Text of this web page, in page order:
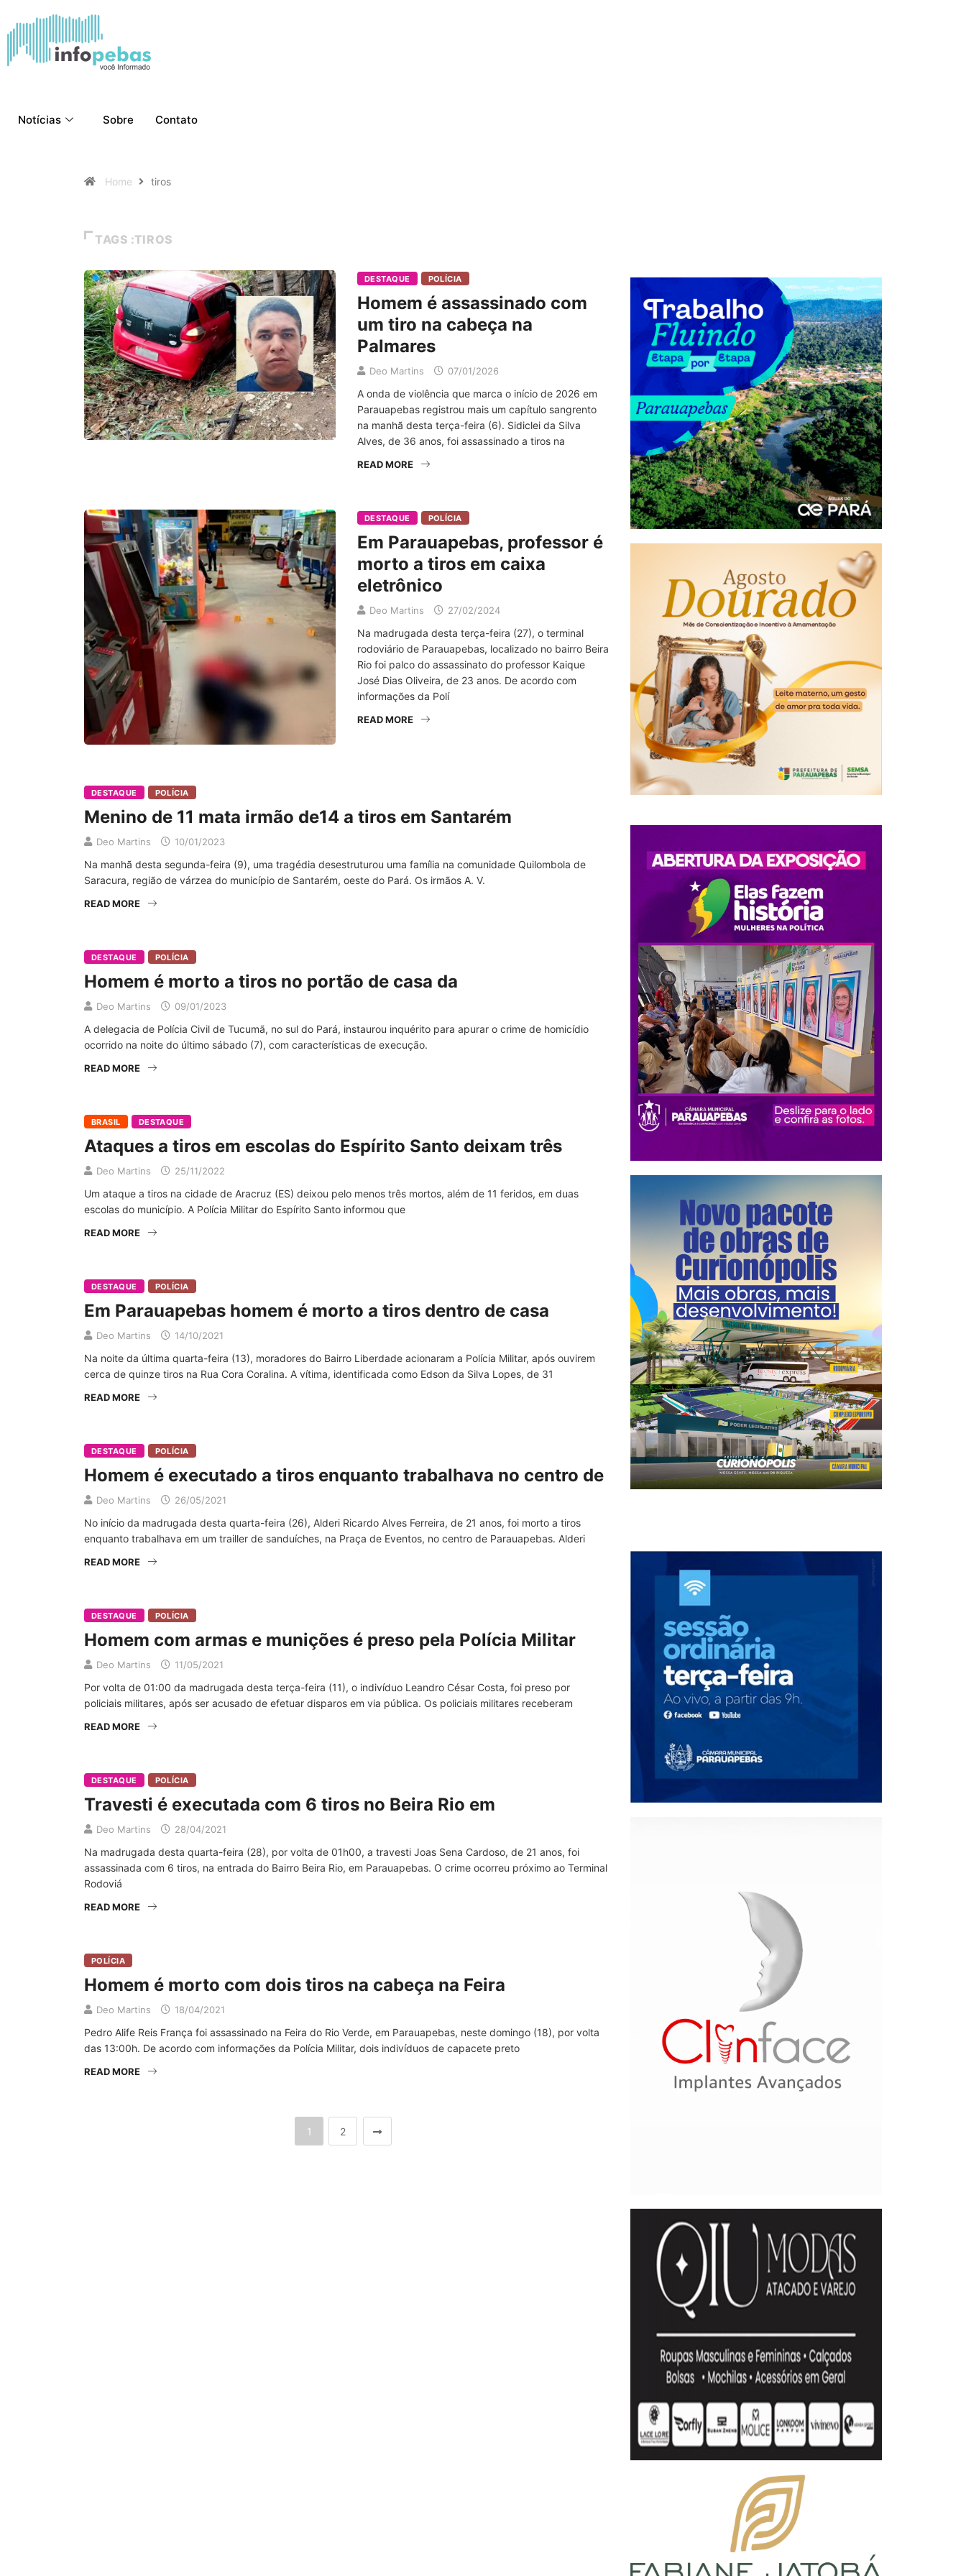
Notícias Sobre Contato
Home tiros
TAGS :TIROS
DESTAQUE POLÍCIA
Homem é assassinado com
um tiro na cabeça na
Palmares
Deo Martins 07/01/2026
A onda de violência que marca o início de 2026 em
Parauapebas registrou mais um capítulo sangrento
na manhã desta terça-feira (6). Sidiclei da Silva
Alves, de 36 anos, foi assassinado a tiros na
READ MORE
DESTAQUE POLÍCIA
Em Parauapebas, professor é
morto a tiros em caixa
eletrônico
Deo Martins 27/02/2024
Na madrugada desta terça-feira (27), o terminal
rodoviário de Parauapebas, localizado no bairro Beira
Rio foi palco do assassinato do professor Kaique
José Dias Oliveira, de 23 anos. De acordo com
informações da Polí
READ MORE
DESTAQUE POLÍCIA
Menino de 11 mata irmão de14 a tiros em Santarém
Deo Martins 10/01/2023
Na manhã desta segunda-feira (9), uma tragédia desestruturou uma família na comunidade Quilombola de
Saracura, região de várzea do município de Santarém, oeste do Pará. Os irmãos A. V.
READ MORE
DESTAQUE POLÍCIA
Homem é morto a tiros no portão de casa da
Deo Martins 09/01/2023
A delegacia de Polícia Civil de Tucumã, no sul do Pará, instaurou inquérito para apurar o crime de homicídio
ocorrido na noite do último sábado (7), com características de execução.
READ MORE
BRASIL DESTAQUE
Ataques a tiros em escolas do Espírito Santo deixam três
Deo Martins 25/11/2022
Um ataque a tiros na cidade de Aracruz (ES) deixou pelo menos três mortos, além de 11 feridos, em duas
escolas do município. A Polícia Militar do Espírito Santo informou que
READ MORE
DESTAQUE POLÍCIA
Em Parauapebas homem é morto a tiros dentro de casa
Deo Martins 14/10/2021
Na noite da última quarta-feira (13), moradores do Bairro Liberdade acionaram a Polícia Militar, após ouvirem
cerca de quinze tiros na Rua Cora Coralina. A vítima, identificada como Edson da Silva Lopes, de 31
READ MORE
DESTAQUE POLÍCIA
Homem é executado a tiros enquanto trabalhava no centro de
Deo Martins 26/05/2021
No início da madrugada desta quarta-feira (26), Alderi Ricardo Alves Ferreira, de 21 anos, foi morto a tiros
enquanto trabalhava em um trailler de sanduíches, na Praça de Eventos, no centro de Parauapebas. Alderi
READ MORE
DESTAQUE POLÍCIA
Homem com armas e munições é preso pela Polícia Militar
Deo Martins 11/05/2021
Por volta de 01:00 da madrugada desta terça-feira (11), o indivíduo Leandro César Costa, foi preso por
policiais militares, após ser acusado de efetuar disparos em via pública. Os policiais militares receberam
READ MORE
DESTAQUE POLÍCIA
Travesti é executada com 6 tiros no Beira Rio em
Deo Martins 28/04/2021
Na madrugada desta quarta-feira (28), por volta de 01h00, a travesti Joas Sena Cardoso, de 21 anos, foi
assassinada com 6 tiros, na entrada do Bairro Beira Rio, em Parauapebas. O crime ocorreu próximo ao Terminal
Rodoviá
READ MORE
POLÍCIA
Homem é morto com dois tiros na cabeça na Feira
Deo Martins 18/04/2021
Pedro Alife Reis França foi assassinado na Feira do Rio Verde, em Parauapebas, neste domingo (18), por volta
das 13:00h. De acordo com informações da Polícia Militar, dois indivíduos de capacete preto
READ MORE
1 2